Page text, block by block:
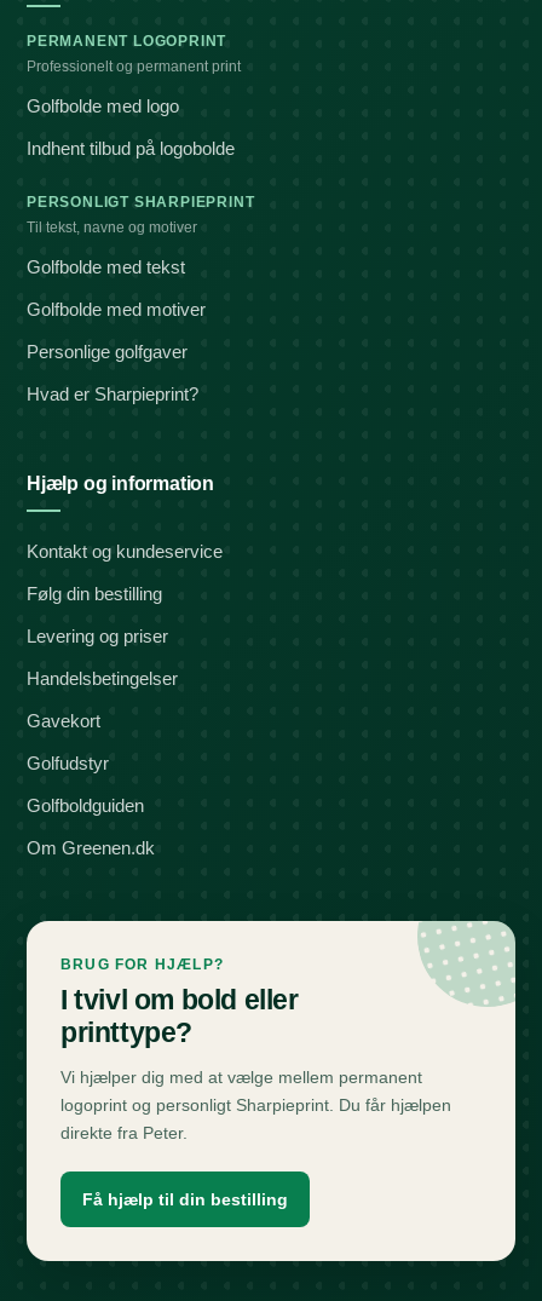
PERMANENT LOGOPRINT
Professionelt og permanent print
Golfbolde med logo
Indhent tilbud på logobolde
PERSONLIGT SHARPIEPRINT
Til tekst, navne og motiver
Golfbolde med tekst
Golfbolde med motiver
Personlige golfgaver
Hvad er Sharpieprint?
Hjælp og information
Kontakt og kundeservice
Følg din bestilling
Levering og priser
Handelsbetingelser
Gavekort
Golfudstyr
Golfboldguiden
Om Greenen.dk
BRUG FOR HJÆLP?
I tvivl om bold eller
printtype?
Vi hjælper dig med at vælge mellem permanent
logoprint og personligt Sharpieprint. Du får hjælpen
direkte fra Peter.
Få hjælp til din bestilling